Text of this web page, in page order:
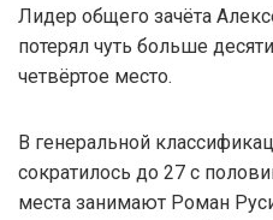
Лидер общего зачёта
потерял чуть больше
четвёртое место.
В генеральной
сократилось до 27 с
места занимают Роман